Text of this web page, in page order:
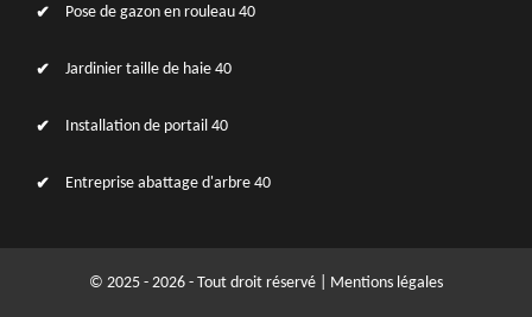
Pose de gazon en rouleau 40
Jardinier taille de haie 40
Installation de portail 40
Entreprise abattage d'arbre 40
© 2025 - 2026 - Tout droit réservé | Mentions légales